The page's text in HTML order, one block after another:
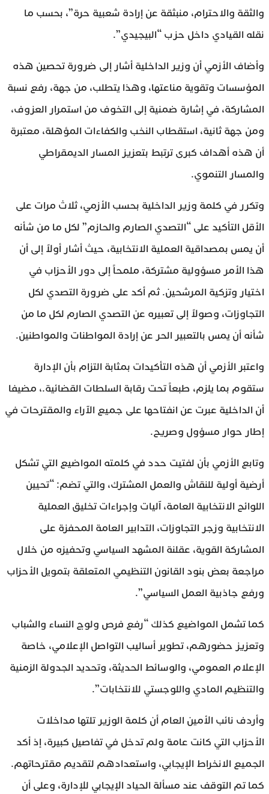
والثقة والاحترام، منبثقة عن إرادة شعبية حرة”، بحسب ما
نقله القيادي داخل حزب “البيجيدي”.
وأضاف الأزمي أن وزير الداخلية أشار إلى ضرورة تحصين هذه
المؤسسات وتقوية مناعتها، وهذا يتطلب، من جهة، رفع نسبة
المشاركة، في إشارة ضمنية إلى التخوف من استمرار العزوف،
ومن جهة ثانية، استقطاب النخب والكفاءات المؤهلة، معتبرة
أن هذه أهداف كبرى ترتبط بتعزيز المسار الديمقراطي
والمسار التنموي.
وتكرر في كلمة وزير الداخلية بحسب الأزمي، ثلاث مرات على
الأقل التأكيد على “التصدي الصارم والحازم” لكل ما من شأنه
أن يمس بمصداقية العملية الانتخابية، حيث أشار أولاً إلى أن
هذا الأمر مسؤولية مشتركة، ملمحاً إلى دور الأحزاب في
اختيار وتزكية المرشحين. ثم أكد على ضرورة التصدي لكل
التجاوزات، وصولاً إلى تعبيره عن التصدي الصارم لكل ما من
شأنه أن يمس بالتعبير الحر عن إرادة المواطنات والمواطنين.
واعتبر الأزمي أن هذه التأكيدات بمثابة التزام بأن الإدارة
ستقوم بما يلزم، طبعاً تحت رقابة السلطات القضائية.، مضيفا
أن الداخلية عبرت عن انفتاحها على جميع الآراء والمقترحات في
إطار حوار مسؤول وصريح.
وتابع الأزمي بأن لفتيت حدد في كلمته المواضيع التي تشكل
أرضية أولية للنقاش والعمل المشترك، والتي تضم: “تحيين
اللوائح الانتخابية العامة، آليات وإجراءات تخليق العملية
الانتخابية وزجر التجاوزات، التدابير العامة المحفزة على
المشاركة القوية، عقلنة المشهد السياسي وتحفيزه من خلال
مراجعة بعض بنود القانون التنظيمي المتعلقة بتمويل الأحزاب
ورفع جاذبية العمل السياسي”.
كما تشمل المواضيع كذلك “رفع فرص ولوج النساء والشباب
وتعزيز حضورهم، تطوير أساليب التواصل الإعلامي، خاصة
الإعلام العمومي، والوسائط الحديثة، وتحديد الجدولة الزمنية
والتنظيم المادي واللوجستي للانتخابات”.
وأردف نائب الأمين العام أن كلمة الوزير تلتها مداخلات
الأحزاب التي كانت عامة ولم تدخل في تفاصيل كبيرة، إذ أكد
الجميع الانخراط الإيجابي، واستعدادهم لتقديم مقترحاتهم.
كما تم التوقف عند مسألة الحياد الإيجابي للإدارة، وعلى أن